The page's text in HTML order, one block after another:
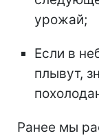
урожай;
Если в
плывут,
Ранее мы